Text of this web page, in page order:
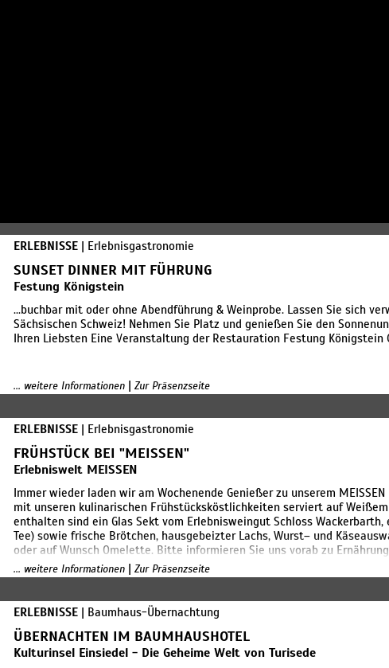
ERLEBNISSE | Erlebnisgastronomie
SUNSET DINNER MIT FÜHRUNG
Festung Königstein
...buchbar mit oder ohne Abendführung & Weinprobe. Lassen Sie sich
Sächsischen Schweiz! Nehmen Sie Platz und genießen Sie den
Ihren Liebsten Eine Veranstaltung der Restauration Festung Königstein
... weitere Informationen | Zur Präsenzseite
ERLEBNISSE | Erlebnisgastronomie
FRÜHSTÜCK BEI "MEISSEN"
Erlebniswelt MEISSEN
Immer wieder laden wir am Wochenende Genießer zu unserem
mit unseren kulinarischen Frühstücksköstlichkeiten serviert auf
enthalten sind ein Glas Sekt vom Erlebnisweingut Schloss
Tee) sowie frische Brötchen, hausgebeizter Lachs, Wurst– und
oder auf Wunsch Omelette. Bitte informieren Sie uns vorab zu
Termin: 10-12 Uhr an ausgewählten Wochenenden und Feiertagen!
... weitere Informationen | Zur Präsenzseite
ERLEBNISSE | Baumhaus-Übernachtung
ÜBERNACHTEN IM BAUMHAUSHOTEL
Kulturinsel Einsiedel - Die Geheime Welt von Turisede